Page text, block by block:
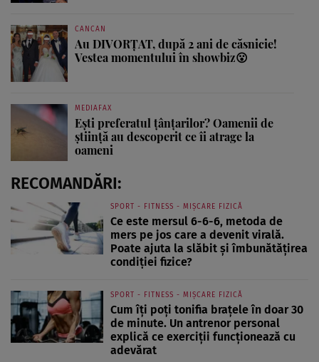
CANCAN
Au DIVORȚAT, după 2 ani de căsnicie!
Vestea momentului în showbiz😮
MEDIAFAX
Ești preferatul țânțarilor? Oamenii de
știință au descoperit ce îi atrage la
oameni
RECOMANDĂRI:
SPORT - FITNESS - MIȘCARE FIZICĂ
Ce este mersul 6-6-6, metoda de
mers pe jos care a devenit virală.
Poate ajuta la slăbit și îmbunătățirea
condiției fizice?
SPORT - FITNESS - MIȘCARE FIZICĂ
Cum îți poți tonifia brațele în doar 30
de minute. Un antrenor personal
explică ce exerciții funcționează cu
adevărat